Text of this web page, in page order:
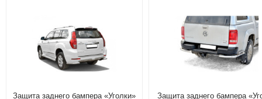
Защита заднего бампера «Уголки»
Защита заднего бампера